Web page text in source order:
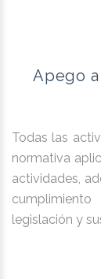
Apego
Todas las
normativa
actividades,
legislación y